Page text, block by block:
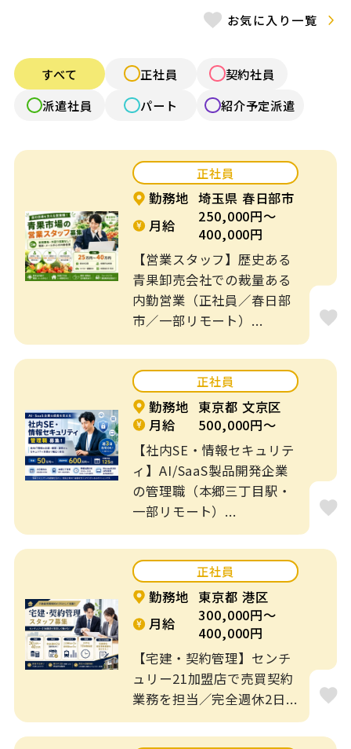
認証・認定保育園
小規模認可園 認定こども園
公立保育園 幼稚園
企業主導型保育
学童保育
放課後デイ・発達
支援
病院・クリニック
介護・養護・支援
施設
その他
特徴
フレックス制
リモート可
土日休み
車通勤OK
ッフ
扶養内勤務OK
賞与あり 残業なし
寮、社宅、住宅手
転勤なし
年間休日120日以
上
お気に入り一覧
すべて 正社員
契約社員
派遣社員
パート 紹介予定派遣
正社員
勤務地 埼玉県 春日部市
月給
250,000円～
400,000円
【営業スタッフ】歴史ある
青果卸売会社での裁量ある
内勤営業（正社員／春日部
市／一部リモート）...
正社員
勤務地 東京都 文京区
月給
500,000円～
【社内SE・情報セキュリテ
ィ】AI/SaaS製品開発企業
の管理職（本郷三丁目駅・
一部リモート）...
正社員
勤務地 東京都 港区
月給
300,000円～
400,000円
【宅建・契約管理】センチ
ュリー21加盟店で売買契約
業務を担当／完全週休2日...